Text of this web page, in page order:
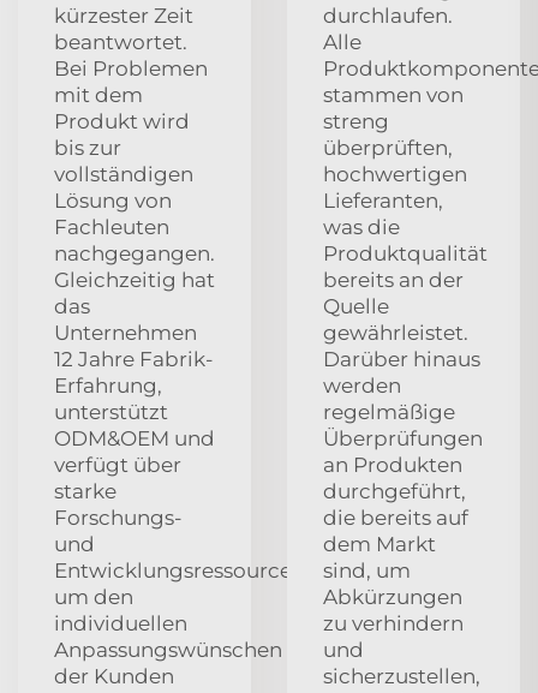
kürzester Zeit
beantwortet.
Bei Problemen
mit dem
Produkt wird
bis zur
vollständigen
Lösung von
Fachleuten
nachgegangen.
Gleichzeitig hat
das
Unternehmen
12 Jahre Fabrik-
Erfahrung,
unterstützt
ODM&OEM und
verfügt über
starke
Forschungs-
und
Entwicklungsressourcen,
um den
individuellen
Anpassungswünschen
der Kunden
durchlaufen.
Alle
stammen von
streng
überprüften,
hochwertigen
Lieferanten,
was die
Produktqualität
bereits an der
Quelle
gewährleistet.
Darüber hinaus
werden
regelmäßige
Überprüfungen
an Produkten
durchgeführt,
die bereits auf
dem Markt
sind, um
Abkürzungen
zu verhindern
und
sicherzustellen,